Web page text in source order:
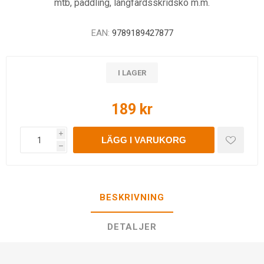
mtb, paddling, långfärdsskridsko m.m.
EAN: 9789189427877
I LAGER
189 kr
i
h
LÄGG I VARUKORG
BESKRIVNING
DETALJER